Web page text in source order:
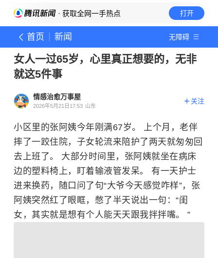
· 获取全网一手热点 打开
首页 新闻 无障碍
女人一过65岁，心里真正想要的，无非
就这5件事
情感治愈万事屋
2026年5月21日17:53 山东
关注
小区里的张阿姨今年刚满67岁。 上个月，老伴
摔了一跤住院，子女轮流来陪护了两天就匆匆回
去上班了。 大部分时间里，张阿姨就坐在病床
边的塑料椅上，盯着输液管发呆。 有一天护士
进来换药，随口问了句“大爷今天感觉咋样”，张
阿姨突然红了眼眶，憋了半天说出一句：“闺
女，其实就是想有个人能天天跟我拌拌嘴。 ”